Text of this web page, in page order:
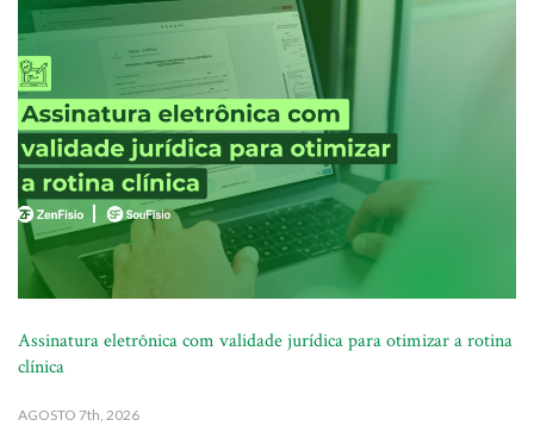
Assinatura eletrônica com validade jurídica para otimizar a rotina
clínica
AGOSTO 7th, 2026